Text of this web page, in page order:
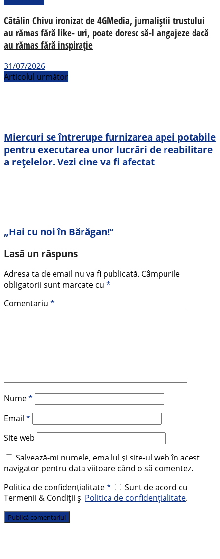
Cătălin Chivu ironizat de 4GMedia, jurnaliștii trustului
au rămas fără like- uri, poate doresc să-l angajeze dacă
au rămas fără inspirație
31/07/2026
Articolul următor
Miercuri se întrerupe furnizarea apei potabile
pentru executarea unor lucrări de reabilitare
a rețelelor. Vezi cine va fi afectat
„Hai cu noi în Bărăgan!“
Lasă un răspuns
Adresa ta de email nu va fi publicată. Câmpurile
obligatorii sunt marcate cu *
Comentariu *
Nume*
Email *
Site web
Salvează-mi numele, emailul și site-ul web în acest
navigator pentru data viitoare când o să comentez.
Politica de confidențialitate*
Sunt de acord cu
Termenii & Condiții și Politica de confidențialitate.